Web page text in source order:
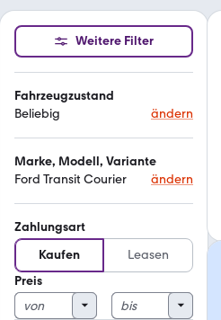
Weitere Filter
Fahrzeugzustand
Beliebig
ändern
Marke, Modell, Variante
Ford Transit Courier
ändern
Zahlungsart
Kaufen
Leasen
Preis